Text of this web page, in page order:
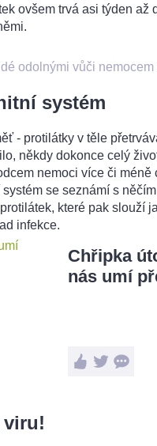
ovšem trvá asi týden až
odolnými vůči nemocem
systém
- protilátky v těle
někdy dokonce celý
nemoci více či méně
se seznámí s
které pak slouží
infekce.
Chřipka
nás umí
viru!